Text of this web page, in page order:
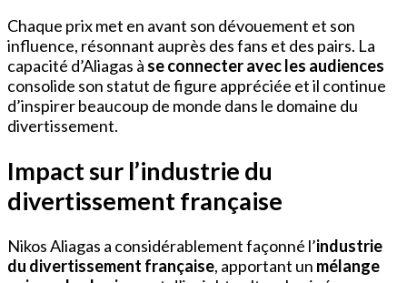
Chaque prix met en avant son dévouement et son
influence, résonnant auprès des fans et des pairs. La
capacité d’Aliagas à se connecter avec les audiences
consolide son statut de figure appréciée et il continue
d’inspirer beaucoup de monde dans le domaine du
divertissement.
Impact sur l’industrie du
divertissement française
Nikos Aliagas a considérablement façonné l’industrie
du divertissement française, apportant un mélange